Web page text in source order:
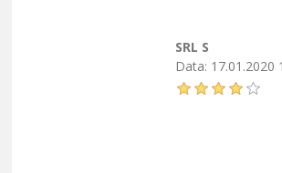
SRL S
Data: 17.01.2020